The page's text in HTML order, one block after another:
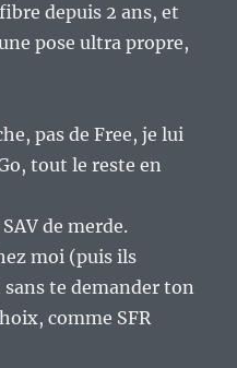
depuis 2 ans, et
pose ultra propre,
pas de Free, je lui
tout le reste en
de merde.
moi (puis ils
te demander ton
comme SFR